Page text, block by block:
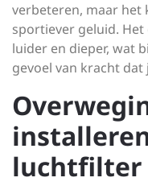
verbeteren, maar het
sportiever geluid.
luider en dieper, wat
gevoel van kracht
luchtfilter